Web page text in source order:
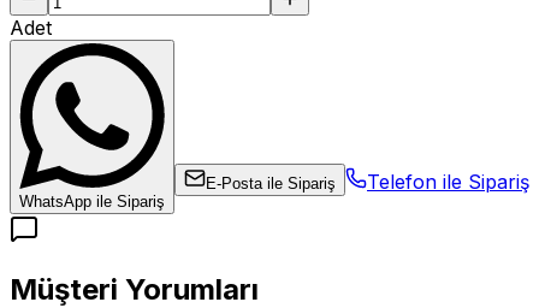
Adet
WhatsApp ile Sipariş
E-Posta ile Sipariş Telefon ile Sipariş
Müşteri Yorumları